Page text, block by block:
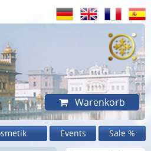
Warenkorb
Events Sale %